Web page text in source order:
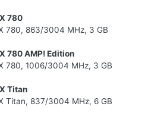
780
780, 863/3004 MHz, 3 GB
780 AMP! Edition
780, 1006/3004 MHz, 3 GB
Titan
Titan, 837/3004 MHz, 6 GB